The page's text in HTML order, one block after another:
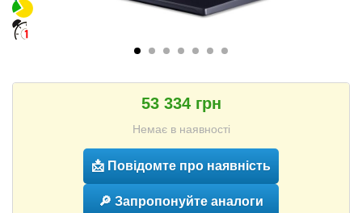
53 334 грн
Немає в наявності
📩 Повідомте про наявність
🔎 Запропонуйте аналоги